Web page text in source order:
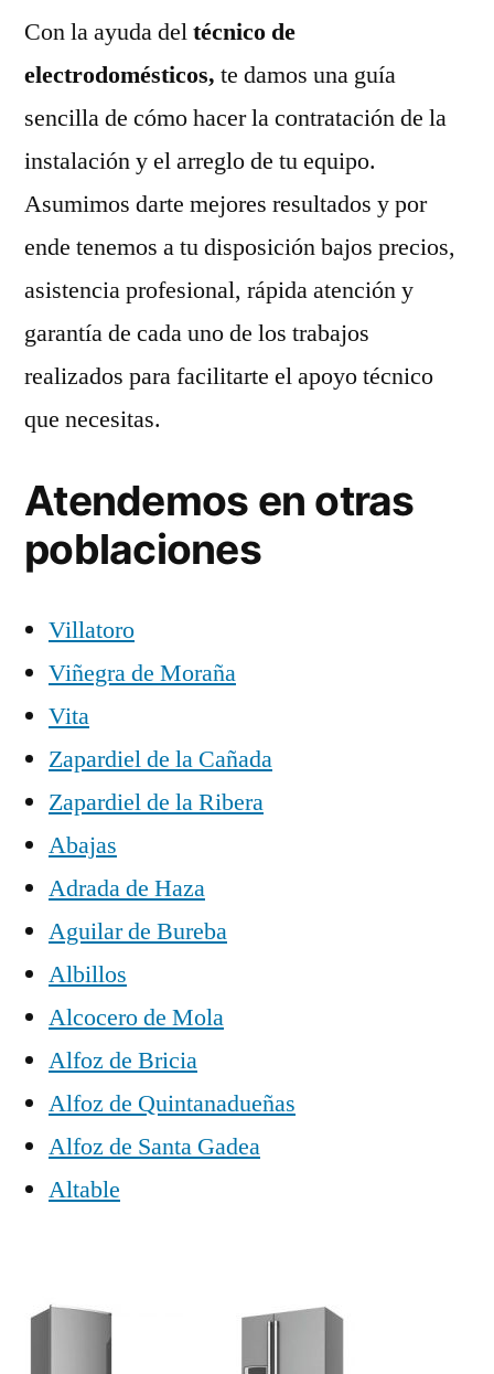
Con la ayuda deltécnico de
electrodomésticos, te damos una guía
sencilla de cómo hacer la contratación de la
instalación y el arreglo de tu equipo.
Asumimos darte mejores resultados y por
ende tenemos a tu disposición bajos precios,
asistencia profesional, rápida atención y
garantía de cada uno de los trabajos
realizados para facilitarte el apoyo técnico
que necesitas.
Atendemos en otras
poblaciones
Villatoro
Viñegra de Moraña
Vita
Zapardiel de la Cañada
Zapardiel de la Ribera
Abajas
Adrada de Haza
Aguilar de Bureba
Albillos
Alcocero de Mola
Alfoz de Bricia
Alfoz de Quintanadueñas
Alfoz de Santa Gadea
Altable